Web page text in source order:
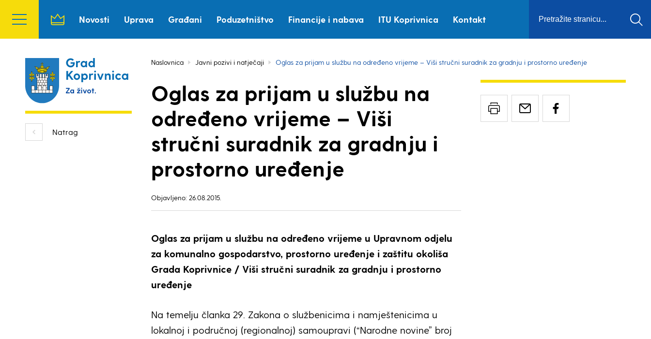
Novosti Uprava Građani Poduzetništvo Financije i nabava ITU Koprivnica Kontakt
Natrag
Naslovnica Javni pozivi i natječaji Oglas za prijam u službu na određeno vrijeme – Viši stručni suradnik za gradnju i prostorno uređenje
Oglas za prijam u službu na
određeno vrijeme – Viši
stručni suradnik za gradnju i
prostorno uređenje
Objavljeno: 26.08.2015.
Oglas za prijam u službu na određeno vrijeme u Upravnom odjelu
za komunalno gospodarstvo, prostorno uređenje i zaštitu okoliša
Grada Koprivnice / Viši stručni suradnik za gradnju i prostorno
uređenje
Na temelju članka 29. Zakona o službenicima i namještenicima u
lokalnoj i područnoj (regionalnoj) samoupravi (“Narodne novine” broj